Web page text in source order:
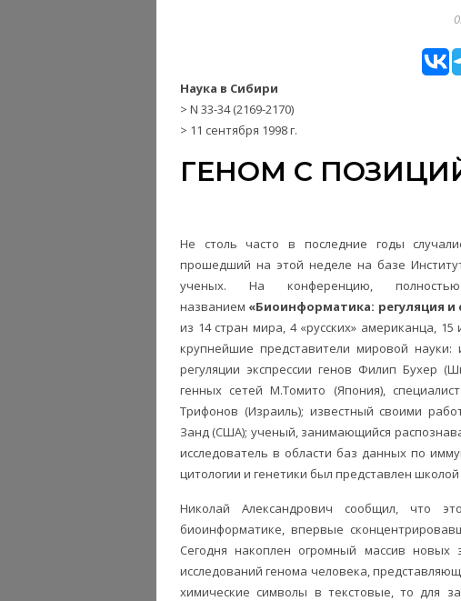
Наука в Сибири
> N 33-34 (2169-2170)
> 11 сентября 1998 г.
ГЕНОМ С
Не столь часто в последние годы
прошедший на этой неделе на базе
ученых. На конференцию,
названием «Биоинформатика: регуляция и
из 14 стран мира, 4 «русских» американца,
крупнейшие представители мировой
регуляции экспрессии генов Филип Бухер
генных сетей М.Томито (Япония),
Трифонов (Израиль); известный своими
Занд (США); ученый, занимающийся
исследователь в области баз данных по
цитологии и генетики был представлен
Николай Александрович сообщил, что
биоинформатике, впервые
Сегодня накоплен огромный массив
исследований генома человека,
химические символы в текстовые, то для